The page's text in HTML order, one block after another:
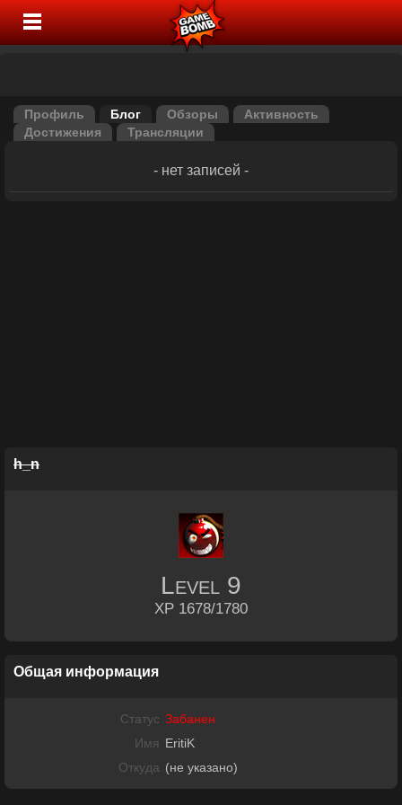
Профиль Блог Обзоры
Активность
Достижения
Трансляции
- нет записей -
h_n
Level 9
XP 1678/1780
Общая информация
Статус Забанен
Имя EritiK
Откуда (не указано)